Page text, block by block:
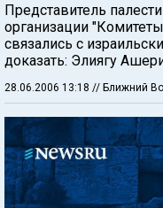
Представитель
организации
связались с
доказать: Элиягу
28.06.2006 13:18 // Ближний